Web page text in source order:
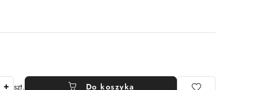
szt. Do koszyka